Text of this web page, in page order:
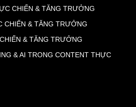
CHIẾN & TĂNG TRƯỞNG
CHIẾN & TĂNG TRƯỞNG
& TĂNG TRƯỞNG
& AI TRONG CONTENT THỰC